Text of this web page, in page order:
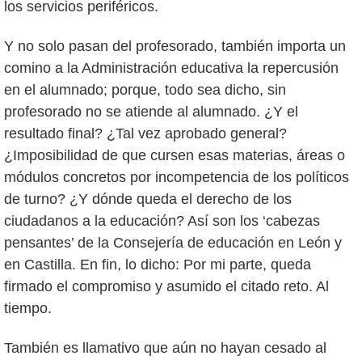
los servicios periféricos.
Y no solo pasan del profesorado, también importa un
comino a la Administración educativa la repercusión
en el alumnado; porque, todo sea dicho, sin
profesorado no se atiende al alumnado. ¿Y el
resultado final? ¿Tal vez aprobado general?
¿Imposibilidad de que cursen esas materias, áreas o
módulos concretos por incompetencia de los políticos
de turno? ¿Y dónde queda el derecho de los
ciudadanos a la educación? Así son los ‘cabezas
pensantes’ de la Consejería de educación en León y
en Castilla. En fin, lo dicho: Por mi parte, queda
firmado el compromiso y asumido el citado reto. Al
tiempo.
También es llamativo que aún no hayan cesado al